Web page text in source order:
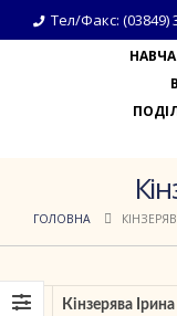
Тел/Факс: (03849)
ГОЛОВНА
Кінзерява